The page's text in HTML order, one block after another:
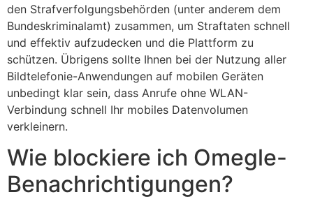
den Strafverfolgungsbehörden (unter anderem dem
Bundeskriminalamt) zusammen, um Straftaten schnell
und effektiv aufzudecken und die Plattform zu
schützen. Übrigens sollte Ihnen bei der Nutzung aller
Bildtelefonie-Anwendungen auf mobilen Geräten
unbedingt klar sein, dass Anrufe ohne WLAN-
Verbindung schnell Ihr mobiles Datenvolumen
verkleinern.
Wie blockiere ich Omegle-
Benachrichtigungen?